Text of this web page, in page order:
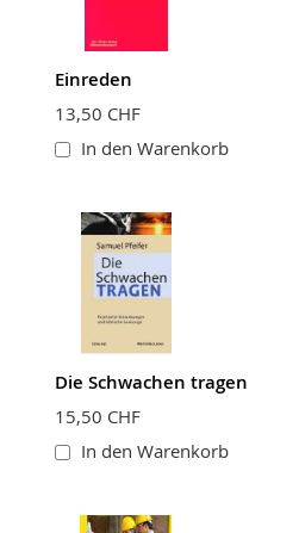
Einreden
13,50 CHF
In den Warenkorb
Die Schwachen tragen
15,50 CHF
In den Warenkorb